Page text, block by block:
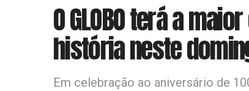
O GLOBO terá a
história neste
Em celebração ao aniversário de